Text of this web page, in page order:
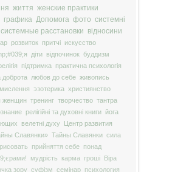
життя женские практики
графика Допомога фото системні
системные расстановки відносини
розвиток притчі
искусство
діти відпочинок буддизм
підтримка
практична психологія
любов до себе живопись
мислення
эзотерика християнство
женщин тренинг творчество тантра
релігійні та духовні книги йога
велетні духу
Центр развития
Славянки» Тайны Славянки сила
рисовать прийняття себе
понад
мудрість карма гроші
Віра
зору суфізм семінар психология